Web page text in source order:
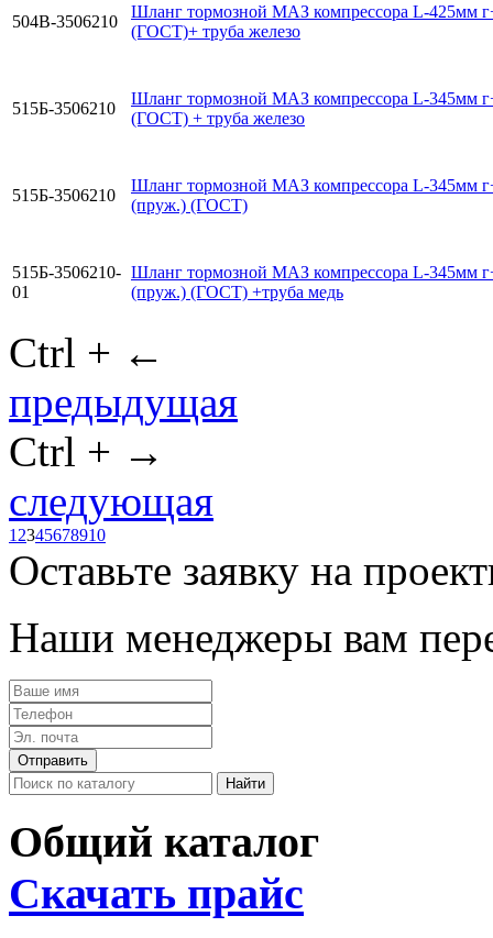
504В-3506210
Шланг тормозной МАЗ компрессора L-425мм
(ГОСТ)+ труба железо
515Б-3506210
Шланг тормозной МАЗ компрессора L-345мм
(ГОСТ) + труба железо
515Б-3506210
Шланг тормозной МАЗ компрессора L-345мм
(пруж.) (ГОСТ)
515Б-3506210-
01
Шланг тормозной МАЗ компрессора L-345мм
(пруж.) (ГОСТ) +труба медь
Ctrl + ←
предыдущая
Ctrl + →
следующая
1 2345678910
Оставьте заявку на
Наши менеджеры вам
Общий каталог
Скачать прайс